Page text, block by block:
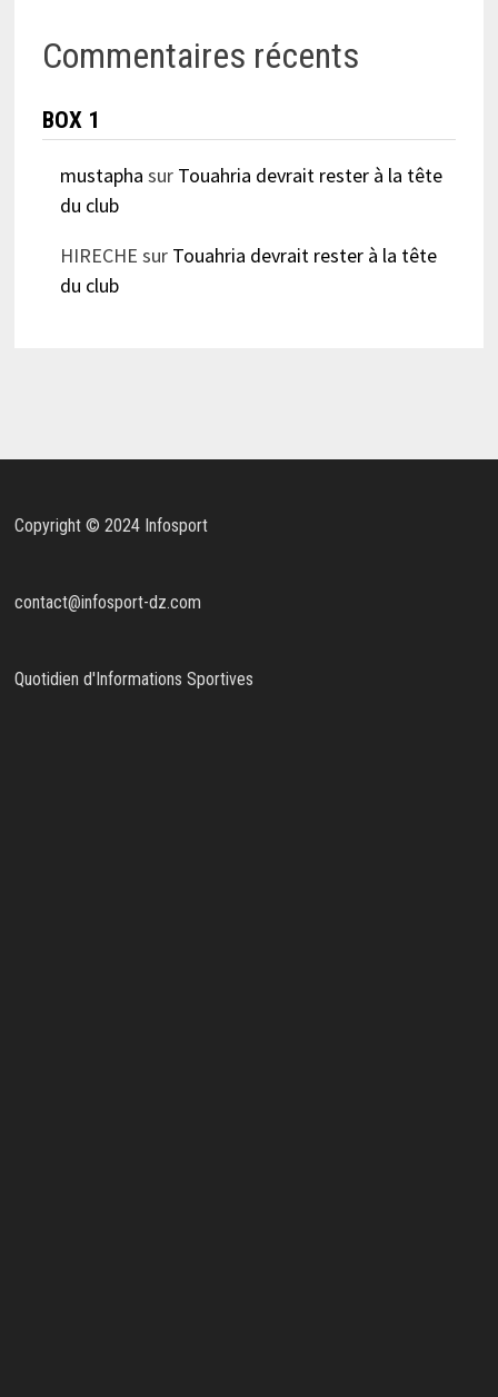
Commentaires récents
BOX 1
mustapha sur Touahria devrait rester à la tête
du club
HIRECHE sur Touahria devrait rester à la tête
du club
Copyright © 2024 Infosport
contact@infosport-dz.com
Quotidien d'Informations Sportives